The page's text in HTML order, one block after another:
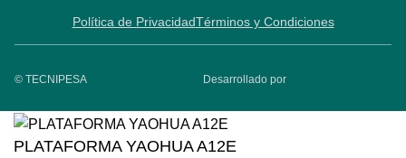
© TECNIPESA
Política de PrivacidadTérminos y Condiciones
Desarrollado por
PLATAFORMA YAOHUA A12E